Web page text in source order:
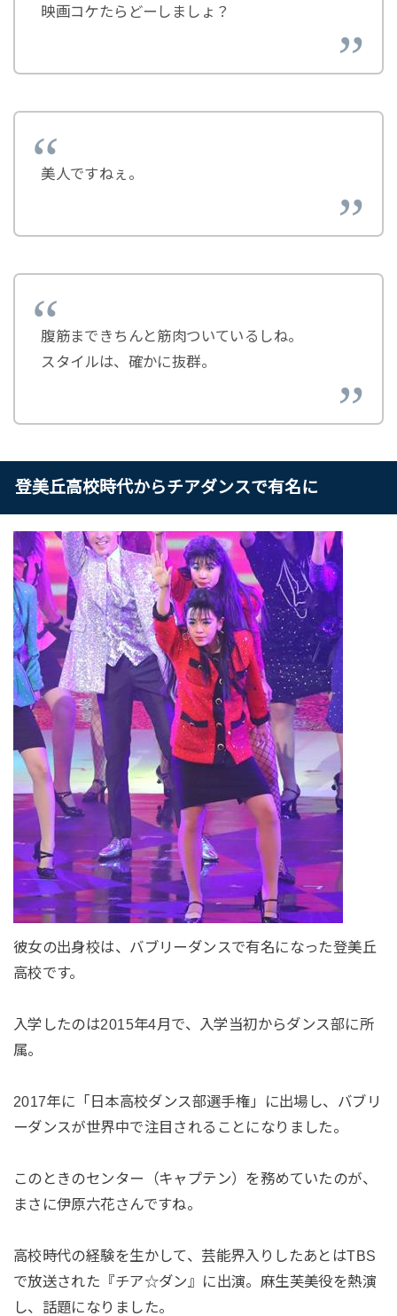
映画コケたらどーしましょ？
美人ですねぇ。
腹筋まできちんと筋肉ついているしね。
スタイルは、確かに抜群。
登美丘高校時代からチアダンスで有名に
彼女の出身校は、バブリーダンスで有名になった登美丘
高校です。
入学したのは2015年4月で、入学当初からダンス部に所
属。
2017年に「日本高校ダンス部選手権」に出場し、バブリ
ーダンスが世界中で注目されることになりました。
このときのセンター（キャプテン）を務めていたのが、
まさに伊原六花さんですね。
高校時代の経験を生かして、芸能界入りしたあとはTBS
で放送された『チア☆ダン』に出演。麻生芙美役を熱演
し、話題になりました。